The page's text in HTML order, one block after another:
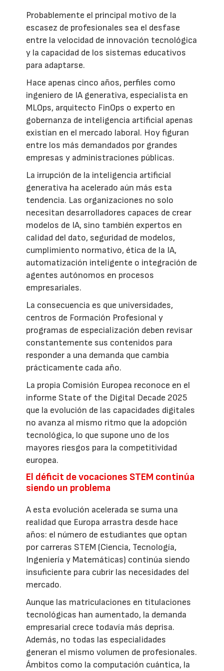
Probablemente el principal motivo de la
escasez de profesionales sea el desfase
entre la velocidad de innovación tecnológica
y la capacidad de los sistemas educativos
para adaptarse.
Hace apenas cinco años, perfiles como
ingeniero de IA generativa, especialista en
MLOps, arquitecto FinOps o experto en
gobernanza de inteligencia artificial apenas
existían en el mercado laboral. Hoy figuran
entre los más demandados por grandes
empresas y administraciones públicas.
La irrupción de la inteligencia artificial
generativa ha acelerado aún más esta
tendencia. Las organizaciones no solo
necesitan desarrolladores capaces de crear
modelos de IA, sino también expertos en
calidad del dato, seguridad de modelos,
cumplimiento normativo, ética de la IA,
automatización inteligente o integración de
agentes autónomos en procesos
empresariales.
La consecuencia es que universidades,
centros de Formación Profesional y
programas de especialización deben revisar
constantemente sus contenidos para
responder a una demanda que cambia
prácticamente cada año.
La propia Comisión Europea reconoce en el
informe State of the Digital Decade 2025
que la evolución de las capacidades digitales
no avanza al mismo ritmo que la adopción
tecnológica, lo que supone uno de los
mayores riesgos para la competitividad
europea.
El déficit de vocaciones STEM continúa
siendo un problema
A esta evolución acelerada se suma una
realidad que Europa arrastra desde hace
años: el número de estudiantes que optan
por carreras STEM (Ciencia, Tecnología,
Ingeniería y Matemáticas) continúa siendo
insuficiente para cubrir las necesidades del
mercado.
Aunque las matriculaciones en titulaciones
tecnológicas han aumentado, la demanda
empresarial crece todavía más deprisa.
Además, no todas las especialidades
generan el mismo volumen de profesionales.
Ámbitos como la computación cuántica, la